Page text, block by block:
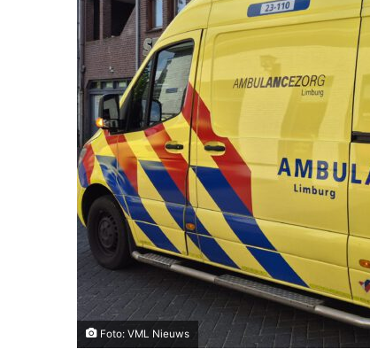
Foto: VML Nieuws